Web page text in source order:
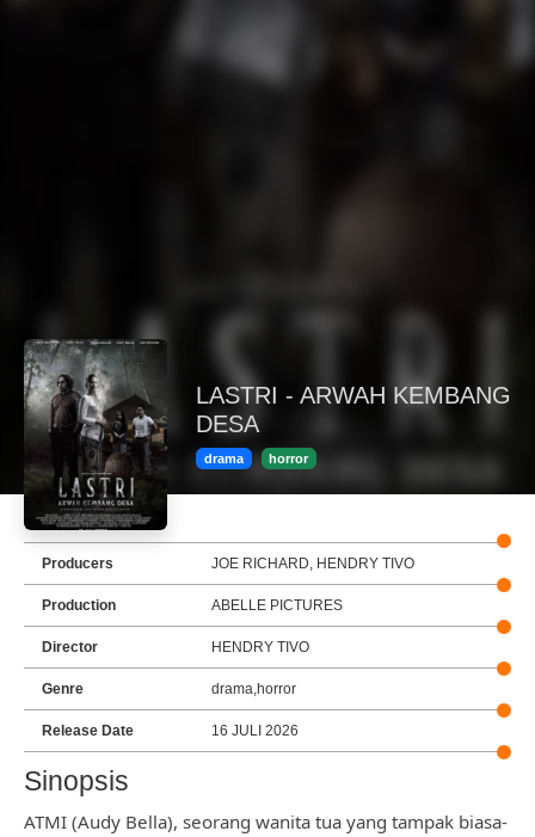
LASTRI - ARWAH KEMBANG
DESA
drama horror
Producers JOE RICHARD, HENDRY TIVO
Production ABELLE PICTURES
Director HENDRY TIVO
Genre drama,horror
Release Date 16 JULI 2026
Sinopsis
ATMI (Audy Bella), seorang wanita tua yang tampak biasa-